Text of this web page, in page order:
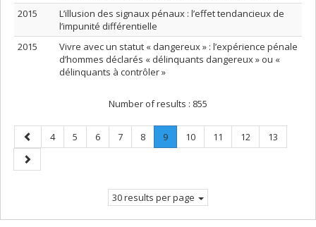
2015
L’illusion des signaux pénaux : l’effet tendancieux de
l’impunité différentielle
2015
Vivre avec un statut « dangereux » : l’expérience pénale
d’hommes déclarés « délinquants dangereux » ou «
délinquants à contrôler »
Number of results : 855
Previous
page
Page
4 Page
5 Page
6 Page
7 Page
8 Page
9.
Current
Page
10 Page
11 Page
12 Page
13
Next
page
30 results per page